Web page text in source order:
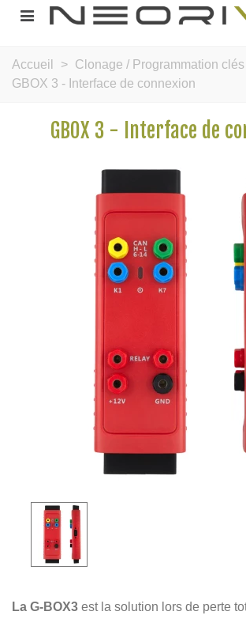
Accueil > Clonage / Programmation clés
GBOX 3 - Interface de connexion
GBOX 3 - Interface de
La G-BOX3 est la solution lors de perte